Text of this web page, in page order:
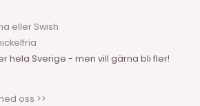
eller Swish
hela Sverige - men vill gärna bli fler!
oss >>